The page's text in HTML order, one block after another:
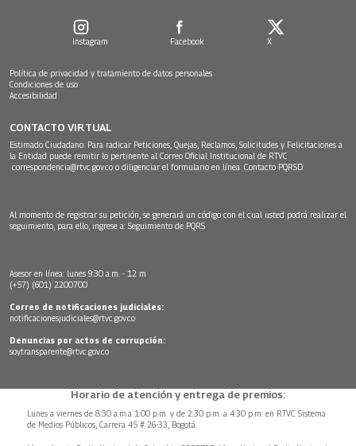
Instagram Facebook X
Política de privacidad y tratamiento de datos personales
Condiciones de uso
Accesibilidad
CONTACTO VIRTUAL
Estimado Ciudadano: Para radicar Peticiones, Quejas, Reclamos, Solicitudes y Felicitaciones a
la Entidad puede remitir lo pertinente al Correo Oficial Institucional de RTVC
correspondencia@rtvc.gov.co o diligenciar el formulario en línea: Contacto PQRSD.
Al momento de registrar su petición, se generará un código con el cual usted podrá realizar el
seguimiento, para ello, ingrese a: Seguimiento de PQRS
Asesor en línea: lunes 9:30 a.m. - 12 m
(+57) (601) 2200700
Correo de notificaciones judiciales:
notificacionesjudiciales@rtvc.gov.co
Denuncias por actos de corrupción:
soytransparente@rtvc.gov.co
Horario de atención y entrega de premios:
Lunes a viernes de 8:30 a.m.a 1:00 p.m. y de 2:30 p.m. a 4:30 p.m. en RTVC Sistema
de Medios Públicos, Carrera 45 # 26-33, Bogotá.